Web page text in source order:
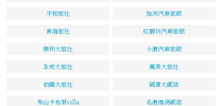
平和旅社 加洲汽車旅館
青海旅社 紅磨坊汽車旅館
樂利大旅社 小港汽車旅館
全成大旅社 鳳美大旅社
伯園大旅社 國富大飯店
柴山卡布里villa 名港商務飯店